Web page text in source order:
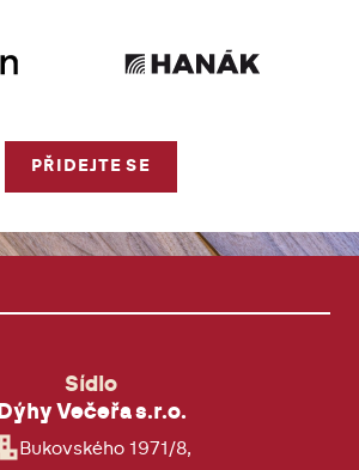
PŘIDEJTE SE
Sídlo
Dýhy Večeřa s.r.o.
Bukovského 1971/8,